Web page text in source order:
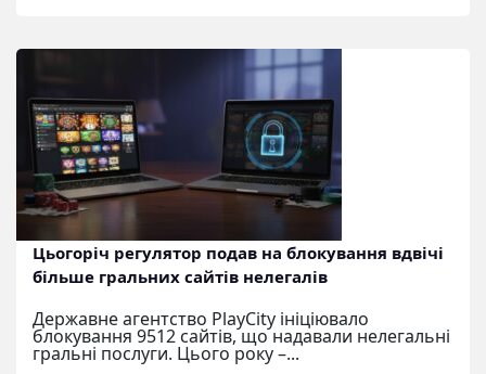
Цьогоріч регулятор подав на блокування вдвічі
більше гральних сайтів нелегалів
Державне агентство PlayCity ініціювало
блокування 9512 сайтів, що надавали нелегальні
гральні послуги. Цього року –...